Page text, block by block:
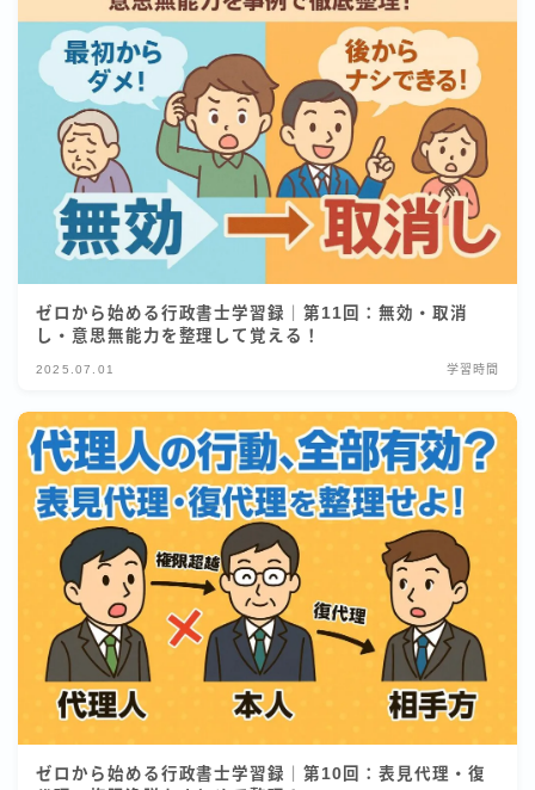
ゼロから始める行政書士学習録｜第11回：無効・取消
し・意思無能力を整理して覚える！
2025.07.01 学習時間
ゼロから始める行政書士学習録｜第10回：表見代理・復